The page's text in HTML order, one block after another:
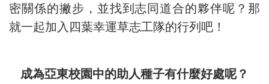
密關係的撇步，並找到志同道合的夥伴呢？那
就一起加入四葉幸運草志工隊的行列吧！
成為亞東校園中的助人種子有什麼好處呢？